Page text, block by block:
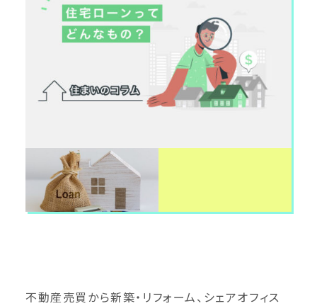
不動産売買から新築・リフォーム、シェアオフィス